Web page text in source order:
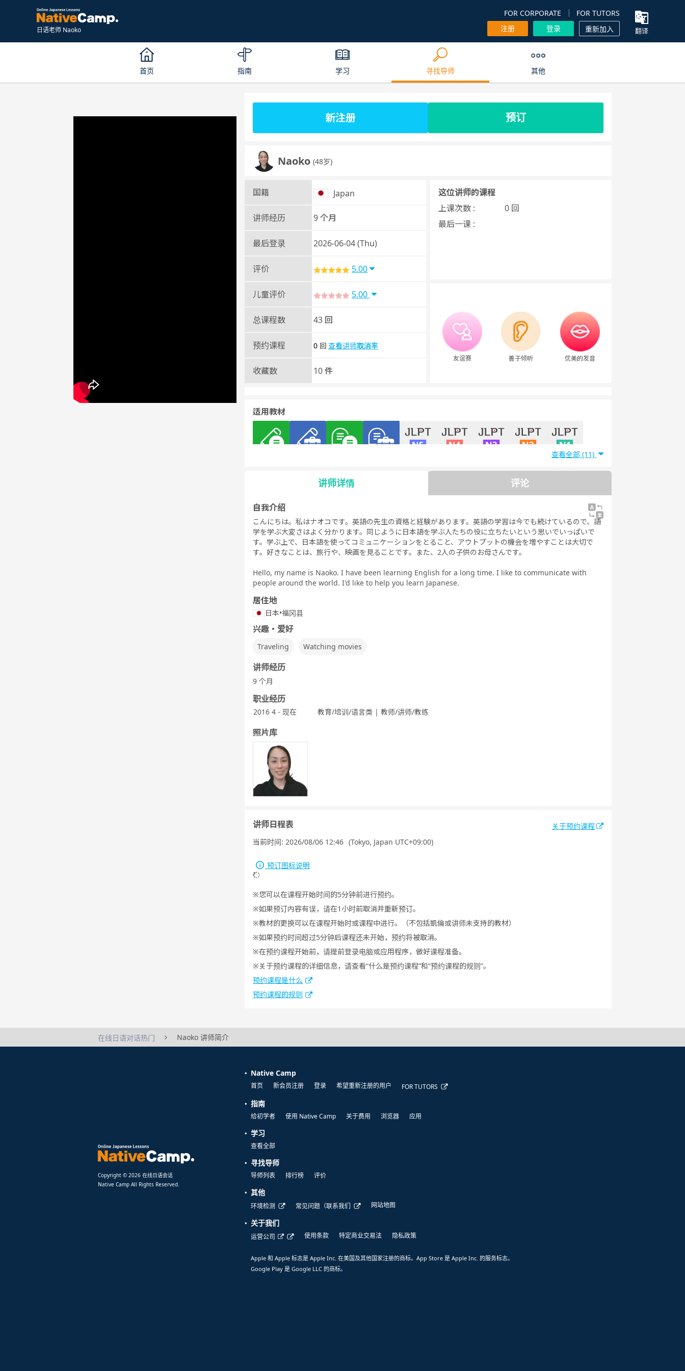
日语老师 Naoko
FOR CORPORATE
FOR TUTORS
注册
登录 重新加入 翻译
首页 指南 学习 寻找导师 其他
新注册 预订
Naoko (48岁)
国籍 Japan
讲师经历 9 个月
最后登录 2026-06-04 (Thu)
评价 5.00
儿童评价 5.00
总课程数 43 回
预约课程 0 回 查看讲师取消率
收藏数 10 件
这位讲师的课程
上课次数 :
0 回
最后一课 :
友谊赛 善于倾听 优美的发音
适用教材
験2級
自由谈话
デイリートピ
ック
查看全部 (11)
讲师详情 评论
自我介绍
こんにちは。私はナオコです。英語の先生の資格と経験があります。英語の学習は今でも続けているので、語
学を学ぶ大変さはよく分かります。同じように日本語を学ぶ人たちの役に立ちたいという思いでいっぱいで
す。学ぶ上で、日本語を使ってコミュニケーションをとること、アウトプットの機会を増やすことは大切で
す。好きなことは、旅行や、映画を見ることです。また、2人の子供のお母さんです。
Hello, my name is Naoko. I have been learning English for a long time. I like to communicate with
people around the world. I'd like to help you learn Japanese.
居住地
日本•福冈县
兴趣・爱好
Traveling Watching movies
讲师经历
9 个月
职业经历
2016 4 - 现在 教育/培训/语言类 | 教师/讲师/教练
照片库
讲师日程表
关于预约课程
当前时间: 2026/08/06 12:46 (Tokyo, Japan UTC+09:00)
预订图标说明
您可以在课程开始时间的5分钟前进行预约。
如果预订内容有误，请在1小时前取消并重新预订。
教材的更换可以在课程开始时或课程中进行。（不包括凱倫或讲师未支持的教材）
如果预约时间超过5分钟后课程还未开始，预约将被取消。
在预约课程开始前，请提前登录电脑或应用程序，做好课程准备。
关于预约课程的详细信息，请查看“什么是预约课程”和“预约课程的规则”。
预约课程是什么
预约课程的规则
在线日语对话热门 Naoko 讲师简介
Copyright © 2026 在线日语会话
Native Camp All Rights Reserved.
Native Camp
首页 新会员注册 登录 希望重新注册的用户 FOR TUTORS
指南
给初学者 使用 Native Camp 关于费用 浏览器 应用
学习
查看全部
寻找导师
导师列表 排行榜 评价
其他
环境检测 常见问题（联系我们 网站地图
关于我们
运营公司 使用条款 特定商业交易法 隐私政策
Apple 和 Apple 标志是 Apple Inc. 在美国及其他国家注册的商标。App Store 是 Apple Inc. 的服务标志。
Google Play 是 Google LLC 的商标。